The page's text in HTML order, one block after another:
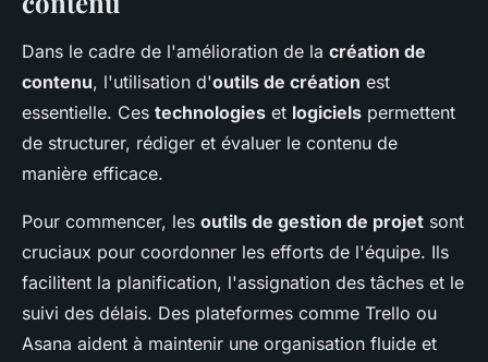
Dans le cadre de l'amélioration de la création de
contenu, l'utilisation d'outils de création est
essentielle. Ces technologies et logiciels permettent
de structurer, rédiger et évaluer le contenu de
manière efficace.
Pour commencer, les outils de gestion de projet sont
cruciaux pour coordonner les efforts de l'équipe. Ils
facilitent la planification, l'assignation des tâches et le
suivi des délais. Des plateformes comme Trello ou
Asana aident à maintenir une organisation fluide et